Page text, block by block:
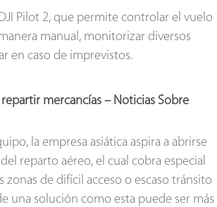
Pilot 2, que permite controlar el vuelo
manual, monitorizar diversos
en caso de imprevistos.
repartir mercancías – Noticias Sobre
la empresa asiática aspira a abrirse
reparto aéreo, el cual cobra especial
zonas de difícil acceso o escaso tránsito
una solución como esta puede ser más